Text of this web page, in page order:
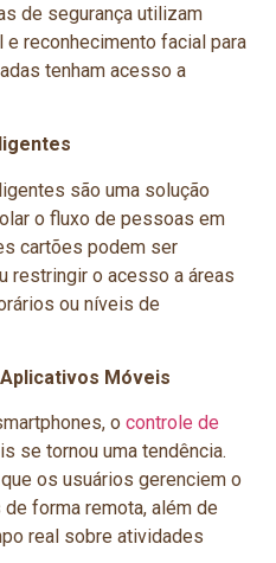
de segurança utilizam
reconhecimento facial para
tenham acesso a
são uma solução
o fluxo de pessoas em
cartões podem ser
restringir o acesso a áreas
ou níveis de
Móveis
o controle de
se tornou uma tendência.
os usuários gerenciem o
forma remota, além de
real sobre atividades